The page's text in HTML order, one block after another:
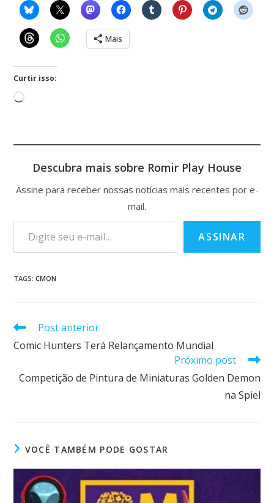
Mais
Curtir isso:
Descubra mais sobre Romir Play House
Assine para receber nossas notícias mais recentes por e-
mail.
ASSINAR
TAGS:CMON
Post anterior
Comic Hunters Terá Relançamento Mundial
Próximo post
Competição de Pintura de Miniaturas Golden Demon
na Spiel
VOCÊ TAMBÉM PODE GOSTAR